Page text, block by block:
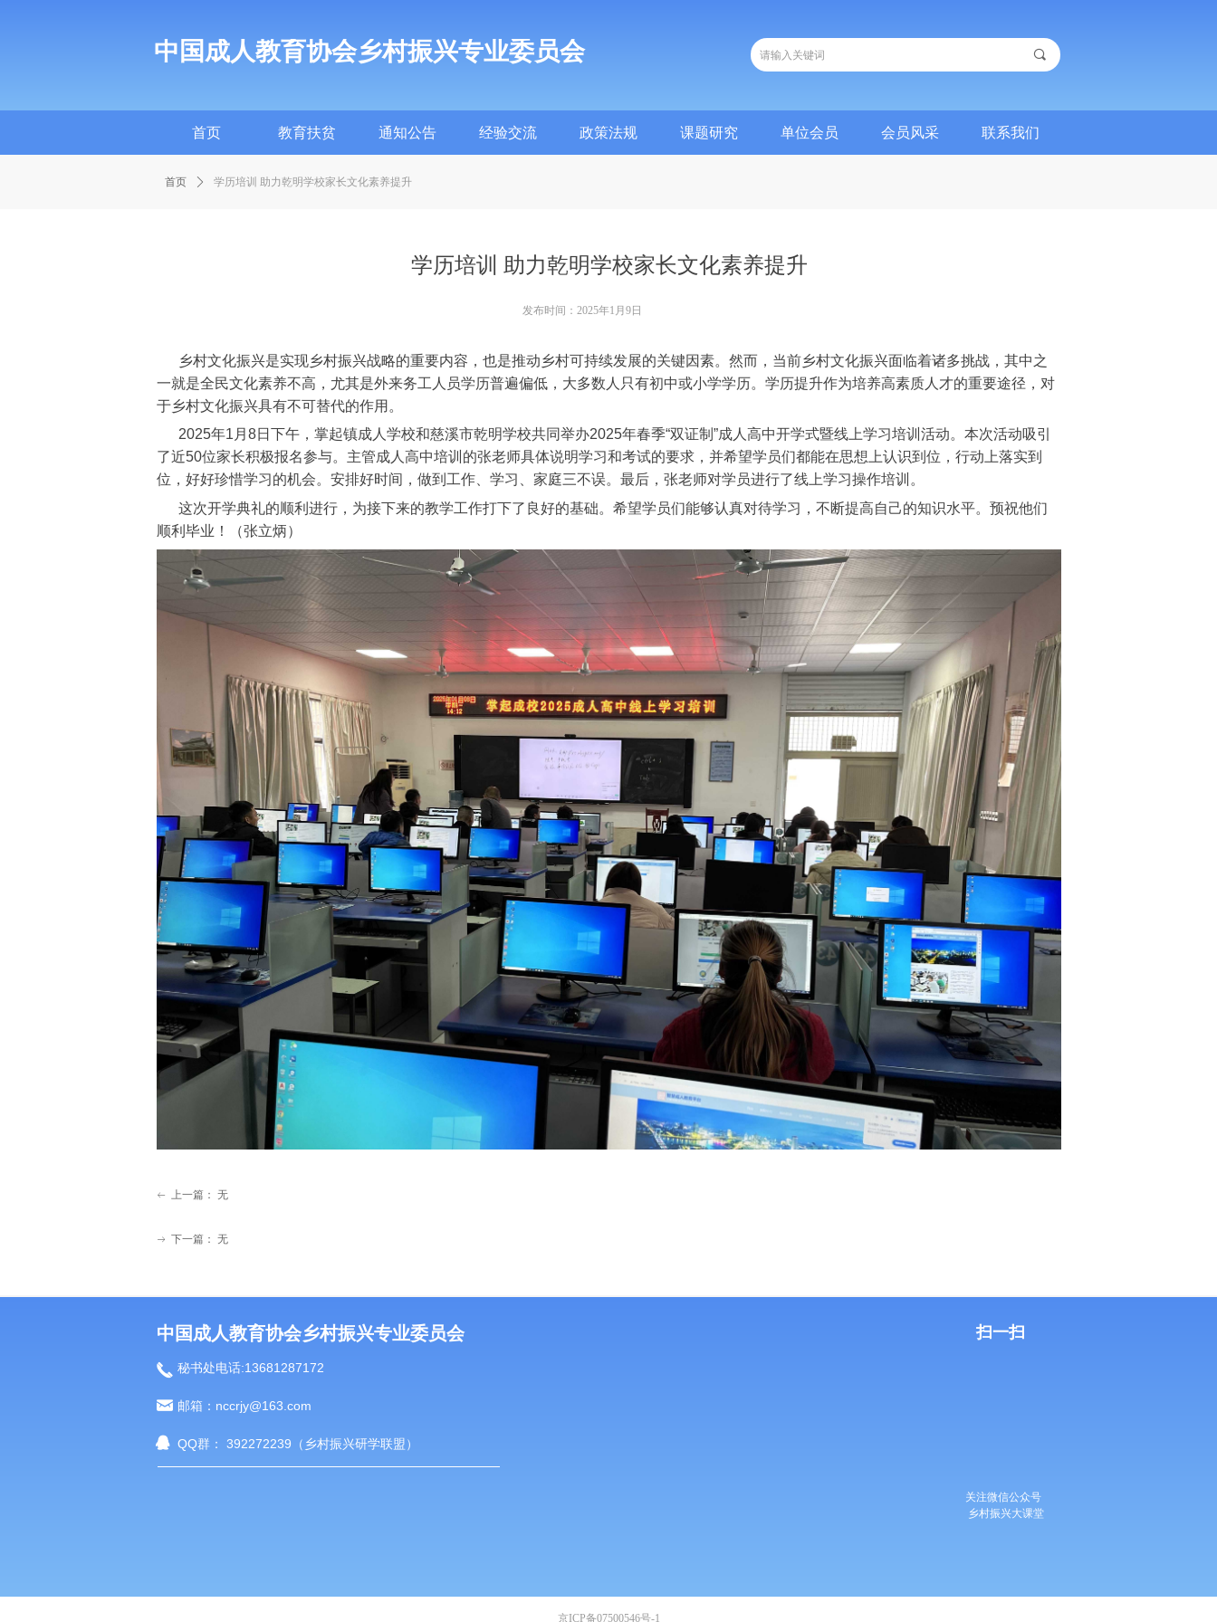
首页
首页
教育扶贫
教育扶贫
通知公告
通知公告
经验交流 政策法规 课题研究 单位会员 会员风采 联系我们
끠
中国成人教育协会乡村振兴专业委员会
学历培训 助力乾明学校家长文化素养提升
首页 ꄲ 学历培训 助力乾明学校家长文化素养提升
乡村文化振兴是实现乡村振兴战略的重要内容，也是推动乡村可持续发展的关键因素。然而，当前乡村文化振兴面临着诸多挑战，其中之
一就是全民文化素养不高，尤其是外来务工人员学历普遍偏低，大多数人只有初中或小学学历。学历提升作为培养高素质人才的重要途径，对
于乡村文化振兴具有不可替代的作用。
2025年1月8日下午，掌起镇成人学校和慈溪市乾明学校共同举办2025年春季“双证制”成人高中开学式暨线上学习培训活动。本次活动吸引
了近50位家长积极报名参与。 主管成人高中培训的张老师具体说明学习和考试的要求，并希望学员们都能在思想上认识到位，行动上落实到
位，好好珍惜学习的机会。安排好时间，做到工作、学习、家庭三不误。最后，张老师对学员进行了线上学习操作培训。
这次开学典礼的顺利进行，为接下来的教学工作打下了良好的基础。希望学员们能够认真对待学习，不断提高自己的知识水平。预祝他们
顺利毕业！（张立炳）
发布时间： 2025年1月9日
ꂃ 上一篇： 无
ꁹ 下一篇： 无
中国成人教育协会乡村振兴专业委员会
낂
뀩
끅 秘书处电话:13681287172
邮箱：nccrjy@163.com
QQ群： 392272239（乡村振兴研学联盟）
扫一扫
关注微信公众号
乡村振兴大课堂
京ICP备07500546号-1